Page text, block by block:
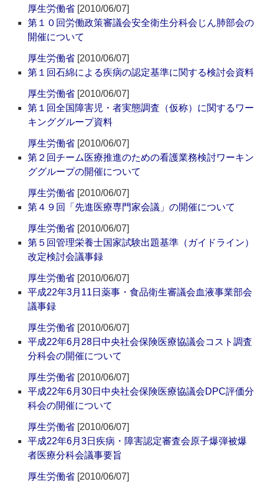
厚生労働省 [2010/06/07]
第１０回労働政策審議会安全衛生分科会じん肺部会の
開催について
厚生労働省 [2010/06/07]
第１回石綿による疾病の認定基準に関する検討会資料
厚生労働省 [2010/06/07]
第１回全国障害児・者実態調査（仮称）に関するワー
キンググループ資料
厚生労働省 [2010/06/07]
第２回チーム医療推進のための看護業務検討ワーキン
ググループの開催について
厚生労働省 [2010/06/07]
第４９回「先進医療専門家会議」の開催について
厚生労働省 [2010/06/07]
第５回管理栄養士国家試験出題基準（ガイドライン）
改定検討会議事録
厚生労働省 [2010/06/07]
平成22年3月11日薬事・食品衛生審議会血液事業部会
議事録
厚生労働省 [2010/06/07]
平成22年6月28日中央社会保険医療協議会コスト調査
分科会の開催について
厚生労働省 [2010/06/07]
平成22年6月30日中央社会保険医療協議会DPC評価分
科会の開催について
厚生労働省 [2010/06/07]
平成22年6月3日疾病・障害認定審査会原子爆弾被爆
者医療分科会議事要旨
厚生労働省 [2010/06/07]